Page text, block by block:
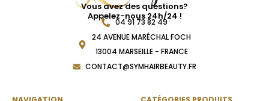
Vous avez des questions?
Appelez-nous 24h/24 !
04 91 73 82 49
24 AVENUE MARÉCHAL FOCH
13004 MARSEILLE - FRANCE
CONTACT@SYMHAIRBEAUTY.FR